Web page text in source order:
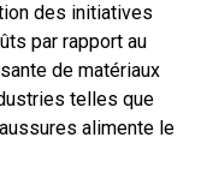
des initiatives
par rapport au
de matériaux
telles que
alimente le